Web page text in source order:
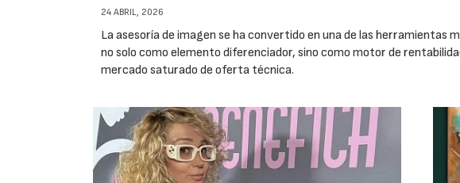
24 ABRIL, 2026
La asesoría de imagen se ha convertido en una de las herramientas
no solo como elemento diferenciador, sino como motor de
mercado saturado de oferta técnica.